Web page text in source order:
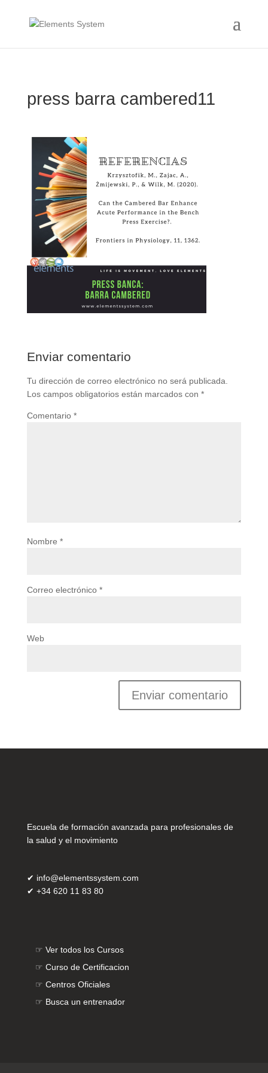
press barra cambered11
Enviar comentario
Tu dirección de correo electrónico no será publicada.
Los campos obligatorios están marcados con *
Comentario *
Nombre *
Correo electrónico *
Web
Escuela de formación avanzada para profesionales de
la salud y el movimiento
✔ info@elementssystem.com
✔ +34 620 11 83 80
☞ Ver todos los Cursos
☞ Curso de Certificacion
☞ Centros Oficiales
☞ Busca un entrenador